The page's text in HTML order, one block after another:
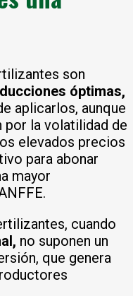
son
óptimas,
aplicarlos, aunque
por la volatilidad de
elevados precios
para abonar
mayor
cuando
no suponen un
que genera